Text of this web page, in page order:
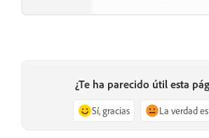
¿Te ha parecido útil esta
Sí, gracias La verdad